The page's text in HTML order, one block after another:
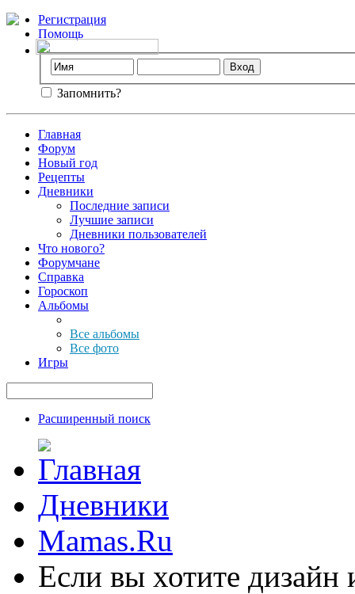
Регистрация
Помощь
Запомнить?
Главная
Форум
Новый год
Рецепты
Дневники
Последние записи
Лучшие записи
Дневники пользователей
Что нового?
Форумчане
Справка
Гороскоп
Альбомы
Все альбомы
Все фото
Игры
Расширенный поиск
Дневники
Mamas.Ru
Если вы хотите